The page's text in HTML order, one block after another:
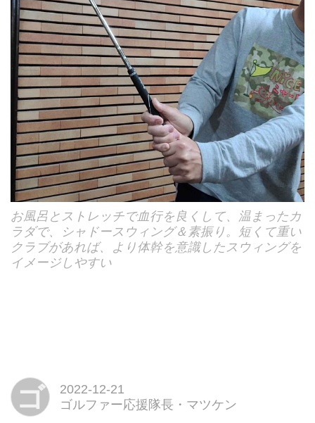
お風呂とストレッチで血行を良くして、温まったカ
ラダで、シャドースウィング＆素振り。短くて重い
クラブがあれば、より体幹を意識したスウィングを
イメージしやすい
ゴ
2022-12-21
ゴルファー応援隊長・マツケン